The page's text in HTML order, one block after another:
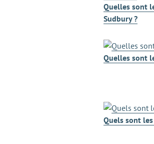
Quelles sont
Sudbury ?
Quelles sont
Quels sont